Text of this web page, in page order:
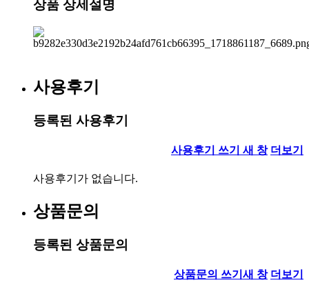
상품 상세설명
사용후기
등록된 사용후기
사용후기 쓰기 새 창 더보기
사용후기가 없습니다.
상품문의
등록된 상품문의
상품문의 쓰기 새 창 더보기